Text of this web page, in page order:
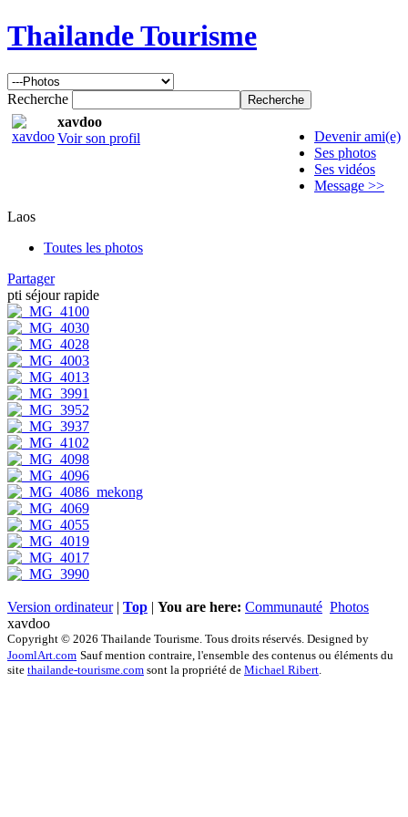
Thailande Tourisme
Recherche
xavdoo
Voir son profil
Devenir ami(e)
Ses photos
Ses vidéos
Message >>
Laos
Toutes les photos
Partager
pti séjour rapide
Version ordinateur| Top | You are here: Communauté Photos
xavdoo
Copyright © 2026 Thailande Tourisme. Tous droits réservés. Designed by
JoomlArt.com Sauf mention contraire, l'ensemble des contenus ou éléments du
site thailande-tourisme.com sont la propriété de Michael Ribert